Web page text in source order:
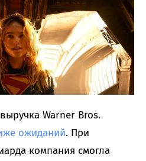
Warner Bros.
ожиданий. При
компания смогла